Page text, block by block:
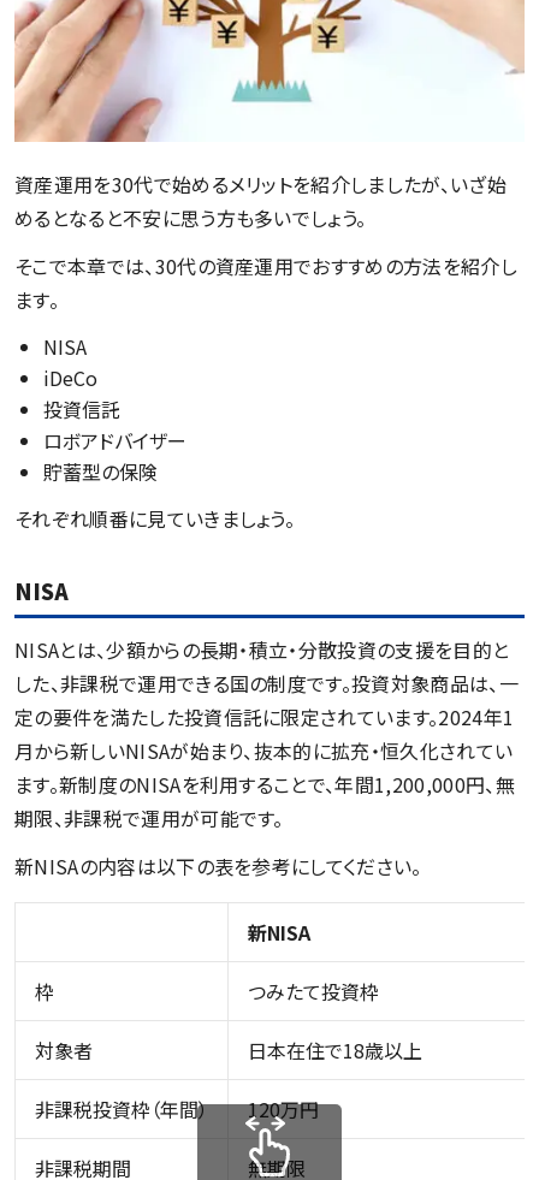
資産運用を30代で始めるメリットを紹介しましたが、いざ始
めるとなると不安に思う方も多いでしょう。
そこで本章では、30代の資産運用でおすすめの方法を紹介し
ます。
NISA
iDeCo
投資信託
ロボアドバイザー
貯蓄型の保険
それぞれ順番に見ていきましょう。
NISA
NISAとは、少額からの長期・積立・分散投資の支援を目的と
した、非課税で運用できる国の制度です。投資対象商品は、一
定の要件を満たした投資信託に限定されています。2024年1
月から新しいNISAが始まり、抜本的に拡充・恒久化されてい
ます。新制度のNISAを利用することで、年間1,200,000円、無
期限、非課税で運用が可能です。
新NISAの内容は以下の表を参考にしてください。
新NISA
枠 つみたて投資枠
対象者 日本在住で18歳以上
非課税投資枠（年間） 120万円
非課税期間 無期限